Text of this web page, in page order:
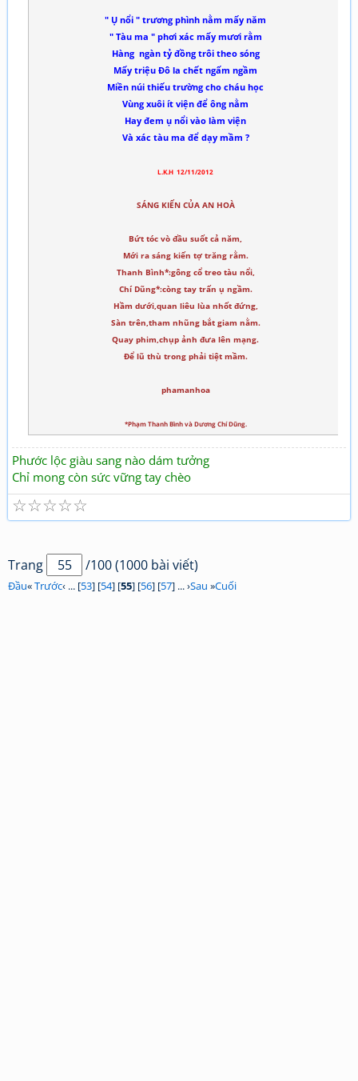
" Ụ nổi " tr­ương phình nằm mấy năm
" Tàu ma " phơi xác mấy m­ươi rằm
Hàng ngàn tỷ đồng trôi theo sóng
Mấy triệu Đô la chết ngấm ngầm
Miền núi thiếu tr­ường cho cháu học
Vùng xuôi ít viện để ông nằm
Hay đem ụ nổi vào làm viện
Và xác tàu ma để dạy mầm ?
L.K.H 12/11/2012
SÁNG KIẾN CỦA AN HOÀ
Bứt tóc vò đầu suốt cả năm,
Mới ra sáng kiến tợ trăng rằm.
Thanh Bình*:gông cổ treo tàu nổi,
Chí Dũng*:còng tay trấn ụ ngầm.
Hầm dưới,quan liêu lùa nhốt đứng,
Sàn trên,tham nhũng bắt giam nằm.
Quay phim,chụp ảnh đưa lên mạng.
Để lũ thù trong phải tiệt mầm.
phamanhoa
*Phạm Thanh Bình và Dương Chí Dũng.
Phước lộc giàu sang nào dám tưởng
Chỉ mong còn sức vững tay chèo
☆
☆
☆
☆
☆
Trang /100 (1000 bài viết)
Đầu«Trước‹ ... [53] [54] [55] [56] [57] ... ›Sau »Cuối